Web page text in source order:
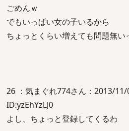
ごめんｗ
でもいっぱい女の子いるから
ちょっとくらい増えても問題無い
26 ：気まぐれ774さん：2013/
ID:yzEhYzLJ0
よし、ちょっと登録してくるわ